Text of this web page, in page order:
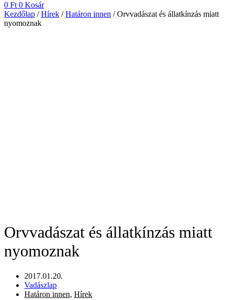
0 Ft 0 Kosár
Kezdőlap /Hírek /Határon innen / Orvvadászat és állatkínzás miatt
nyomoznak
Orvvadászat és állatkínzás miatt
nyomoznak
2017.01.20.
Vadászlap
Határon innen, Hírek